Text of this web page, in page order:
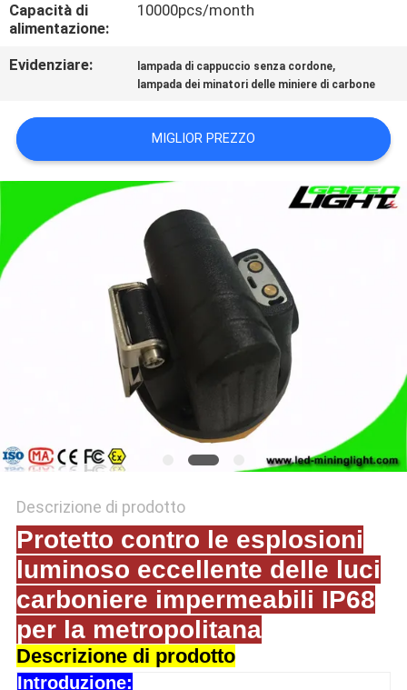
MAPPA
DEL
PRIVACY
POLICY
Capacità di
alimentazione:
10000pcs/month
Evidenziare: lampada di cappuccio senza cordone,
lampada dei minatori delle miniere di carbone
MIGLIOR PREZZO
Descrizione di prodotto
Protetto contro le esplosioni
luminoso eccellente delle luci
carboniere impermeabili IP68
per la metropolitana
Descrizione di prodotto
Introduzione: